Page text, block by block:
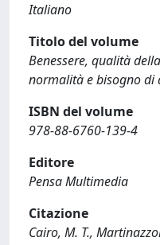
Italiano
Titolo del volume
Benessere, qualità
normalità e bisogno di
ISBN del volume
978-88-6760-139-4
Editore
Pensa Multimedia
Citazione
Cairo, M. T.,